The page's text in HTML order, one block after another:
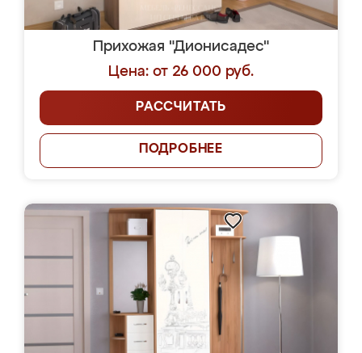
Прихожая "Дионисадес"
Цена: от 26 000 руб.
РАССЧИТАТЬ
ПОДРОБНЕЕ